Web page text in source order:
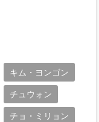
キム・ヨンゴン
チュウォン
チョ・ミリョン